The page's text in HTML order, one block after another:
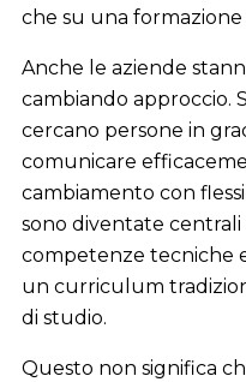
che su una formazione
Anche le aziende
cambiando approccio.
cercano persone in
comunicare
cambiamento con
sono diventate
competenze tecniche
un curriculum
di studio.
Questo non significa